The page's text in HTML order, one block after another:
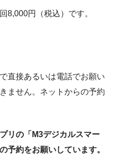
8,000円（税込）です。
直接あるいは電話でお願い
ません。ネットからの予約
リの「M3デジカルスマー
予約をお願いしています。